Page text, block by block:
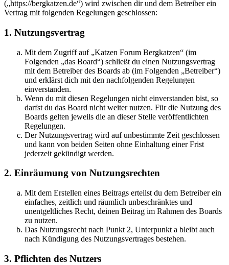
(„https://bergkatzen.de“) wird zwischen dir und dem Betreiber ein
Vertrag mit folgenden Regelungen geschlossen:
1. Nutzungsvertrag
Mit dem Zugriff auf „Katzen Forum Bergkatzen“ (im
Folgenden „das Board“) schließt du einen Nutzungsvertrag
mit dem Betreiber des Boards ab (im Folgenden „Betreiber“)
und erklärst dich mit den nachfolgenden Regelungen
einverstanden.
Wenn du mit diesen Regelungen nicht einverstanden bist, so
darfst du das Board nicht weiter nutzen. Für die Nutzung des
Boards gelten jeweils die an dieser Stelle veröffentlichten
Regelungen.
Der Nutzungsvertrag wird auf unbestimmte Zeit geschlossen
und kann von beiden Seiten ohne Einhaltung einer Frist
jederzeit gekündigt werden.
2. Einräumung von Nutzungsrechten
Mit dem Erstellen eines Beitrags erteilst du dem Betreiber ein
einfaches, zeitlich und räumlich unbeschränktes und
unentgeltliches Recht, deinen Beitrag im Rahmen des Boards
zu nutzen.
Das Nutzungsrecht nach Punkt 2, Unterpunkt a bleibt auch
nach Kündigung des Nutzungsvertrages bestehen.
3. Pflichten des Nutzers